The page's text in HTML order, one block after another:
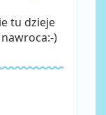
tu dzieje
)